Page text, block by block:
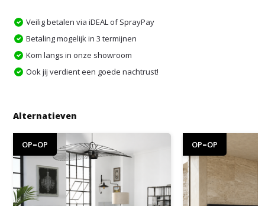
Veilig betalen via iDEAL of SprayPay
Betaling mogelijk in 3 termijnen
Kom langs in onze showroom
Ook jij verdient een goede nachtrust!
Alternatieven
OP=OP OP=OP